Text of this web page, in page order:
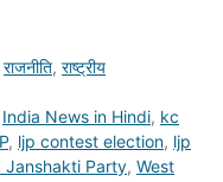
राजनीति, राष्ट्रीय
India News in Hindi, kc
, ljp contest election, ljp
Janshakti Party, West